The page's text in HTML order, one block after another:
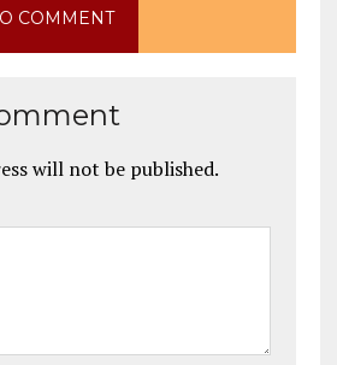
COMMENT
will not be published.